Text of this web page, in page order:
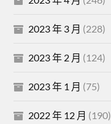
2023 年 3 月 (228)
2023 年 2 月 (124)
2023 年 1 月 (75)
2022 年 12 月 (190)